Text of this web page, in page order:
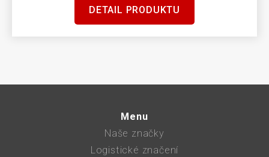
DETAIL PRODUKTU
Menu
Naše značky
Logistické značení